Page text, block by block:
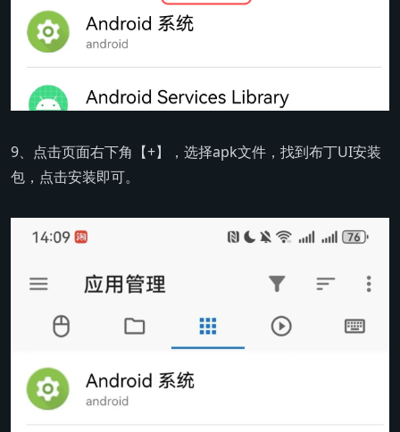
9、点击页面右下角【+】，选择apk文件，找到布丁UI安装
包，点击安装即可。